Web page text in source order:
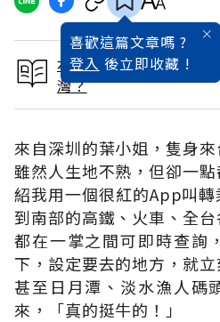
喜歡這篇文章嗎 ?
登入 後立即收藏 !
本文出自 2015 / 5月號
灣？
來自深圳的葉小姐，隻身
雖然人生地不熟，但卻一
紹我用一個很紅的App叫
到南部的高鐵、火車、全
都在一掌之間可即時查詢
下，設定要去的地方，就
甚至日月潭、淡水漁人碼
來，「真的挺牛的！」